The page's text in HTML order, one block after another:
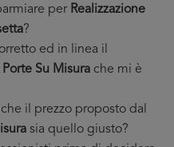
per Realizzazione
?
ed in linea il
Porte Su Misura che mi è
il prezzo proposto dal
sia quello giusto?